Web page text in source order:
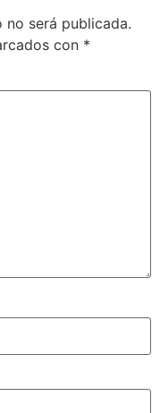
será publicada.
con *